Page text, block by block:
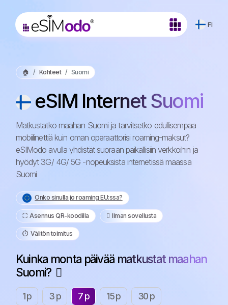
FI
🏠 Kohteet Suomi
eSIM Internet Suomi
Matkustatko maahan Suomi ja tarvitsetko edullisempaa
mobiilinettiä kuin oman operaattorisi roaming-maksut?
eSIModo avulla yhdistät suoraan paikallisiin verkkoihin ja
hyödyt 3G/ 4G/ 5G -nopeuksista internetissä maassa
Suomi
Onko sinulla jo roaming EU:ssa?
⛶️️ Asennus QR-koodilla ️ Ilman sovellusta
⏱️️ Välitön toimitus
Kuinka monta päivää matkustat maahan
Suomi?
1 p 3 p 7 p 15 p 30 p